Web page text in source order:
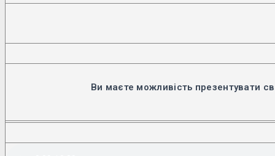
новій
Ви маєте можливість презентувати